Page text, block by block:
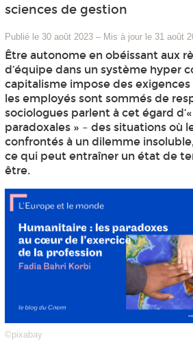
sciences de gestion
Publié le 30 août 2023 – Mis à jour le 31 août
Être autonome en obéissant aux
d’équipe dans un système hyper
capitalisme impose des
les employés sont sommés de
sociologues parlent à cet égard
paradoxales » – des situations où
confrontés à un dilemme
ce qui peut entraîner un état de
être.
©pixabay